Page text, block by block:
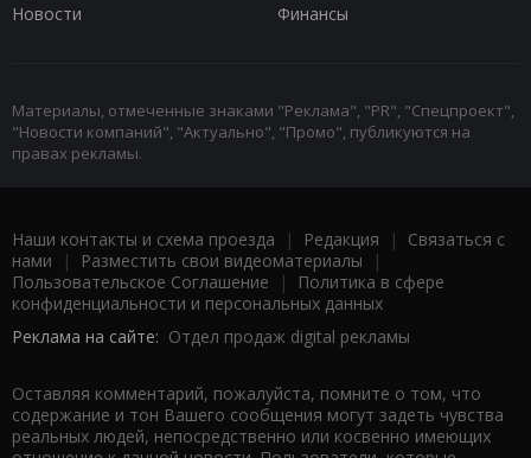
Новости
Финансы
Материалы, отмеченные знаками "Реклама", "PR", "Спецпроект",
"Новости компаний", "Актуально", "Промо", публикуются на
правах рекламы.
Наши контакты и схема проезда | Редакция | Связаться с
нами | Разместить свои видеоматериалы |
Пользовательское Соглашение |
Политика в сфере
конфиденциальности и персональных данных
Реклама на сайте: Отдел продаж digital рекламы
Оставляя комментарий, пожалуйста, помните о том, что
содержание и тон Вашего сообщения могут задеть чувства
реальных людей, непосредственно или косвенно имеющих